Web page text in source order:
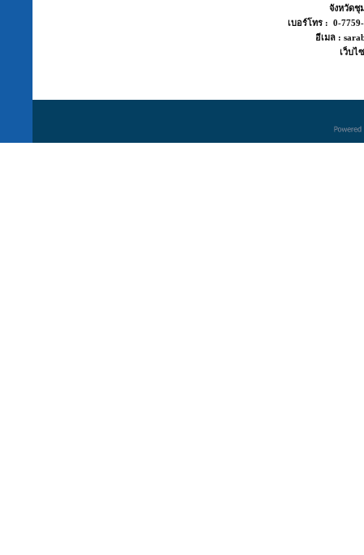
จังหวัด
เบอร์โทร : 0-
อีเมล :
เว็บไ